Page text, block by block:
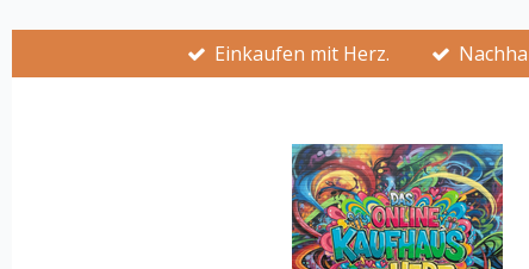
springen
Einkaufen mit Herz.